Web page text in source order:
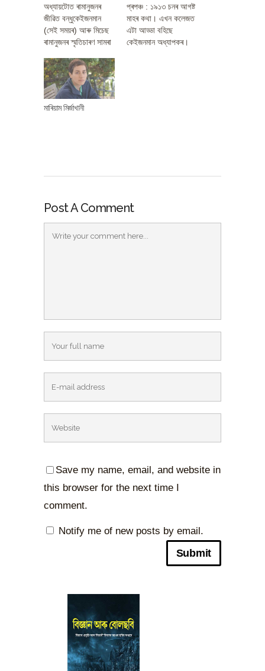
অধ্যায়টোত ৰামানুজনৰ
জীৱিত বন্ধুকেইজনমান
(সেই সময়ৰ) আৰু মিচেছ
ৰামানুজনৰ স্মৃতিচাৰণ সামৰা
আছে স্কুল-বন্ধু, কলেজ-
বন্ধু, কেম্ব্ৰিজৰ বন্ধু আৰু
তেওঁৰ ঘৈণী| প্ৰতিটো
স্মৃতিচাৰণ আৰম্ভ হৈছে
নামেৰে আৰু লগতে সংযুক্ত
প্ৰপঞ্চ : ১৯১৩ চনৰ আগষ্ট
মাহৰ কথা। এখন কলেজত
এটা আড্ডা বহিছে
কেইজনমান অধ্যাপকৰ।
মাৰিয়াম মিৰ্জাখানী
Post A Comment
Save my name, email, and website in
this browser for the next time I
comment.
Notify me of new posts by email.